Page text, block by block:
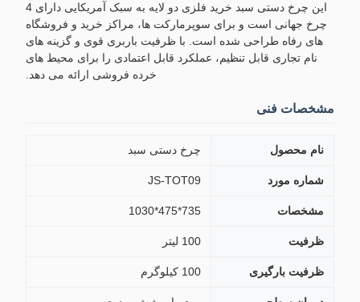
این چرخ دستی سبد خرید فلزی دو لایه به سبک آمریکایی دارای 4
چرخ جهانی است و برای سوپرمارکت ها، مراکز خرید و فروشگاه
های رفاه طراحی شده است. با ظرفیت باربری قوی و گزینه های
نام تجاری قابل تنظیم، عملکرد قابل اعتمادی را برای محیط های
خرده فروشی ارائه می دهد.
مشخصات فنی
نام محصول چرخ دستی سبد
شماره مورد JS-TOT09
مشخصات 735*475*1030
ظرفیت 100 لیتر
ظرفیت بارگیری 100 کیلوگرم